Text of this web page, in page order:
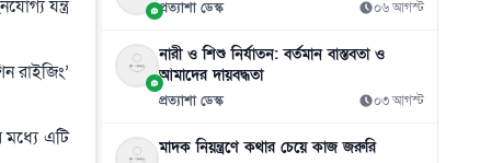
যন্ত্র
রাইজিং’
মধ্যে এটি
বাজার সিন্ডিকেট ও মজুতদারি করলে কঠোর
০৮ আগস্ট
চোরাবালিতে যুক্তরাষ্ট্র, ইরানের মুসলিম ঐক্যের ডাক
০৮ আগস্ট
প্রত্যাশা ডেস্ক ০৬ আগস্ট
নারী ও শিশু নির্যাতন: বর্তমান বাস্তবতা ও
আমাদের দায়বদ্ধতা
প্রত্যাশা ডেস্ক ০৩ আগস্ট
মাদক নিয়ন্ত্রণে কথার চেয়ে কাজ জরুরি